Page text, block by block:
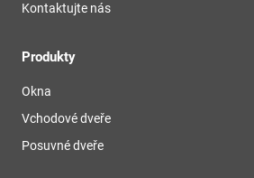
Kontaktujte nás
Produkty
Okna
Vchodové dveře
Posuvné dveře